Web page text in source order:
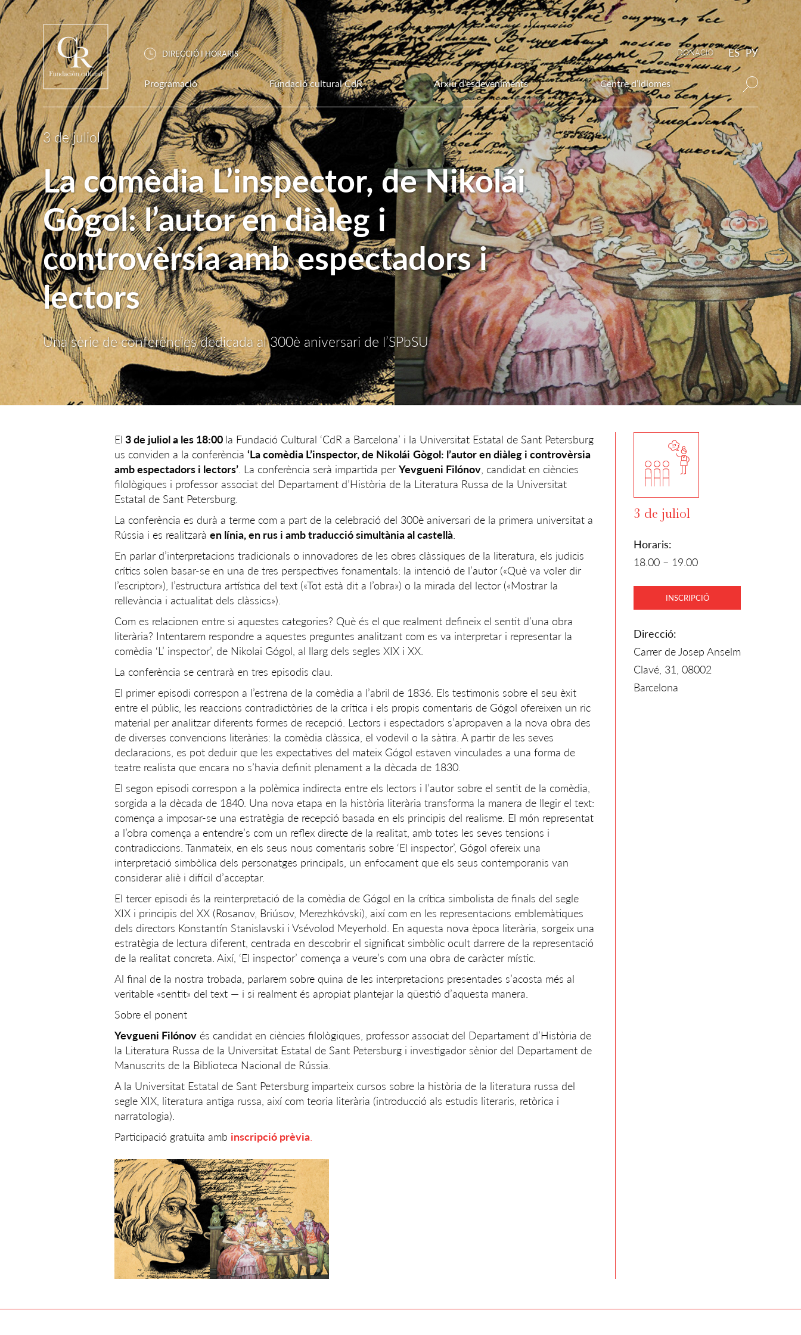
DIRECCIÓ I HORARIS DONAСIÓ ES РУ
Programació Fundació cultural CdR Arxiu d'esdeveniments Centre d’idiomes
3 de juliol
La comèdia L’inspector, de Nikolái
Gògol: l’autor en diàleg i
controvèrsia amb espectadors i
lectors
Una sèrie de conferències dedicada al 300è aniversari de l’SPbSU
El 3 de juliol a les 18:00 la Fundació Cultural ‘CdR a Barcelona’ i la Universitat Estatal de Sant Petersburg
us conviden a la conferència ‘La comèdia L’inspector, de Nikolái Gògol: l’autor en diàleg i controvèrsia
amb espectadors i lectors’ . La conferència serà impartida per Yevgueni Filónov , candidat en ciències
filològiques i professor associat del Departament d’Història de la Literatura Russa de la Universitat
Estatal de Sant Petersburg.
La conferència es durà a terme com a part de la celebració del 300è aniversari de la primera universitat a
Rússia i es realitzarà en línia, en rus i amb traducció simultània al castellà
En parlar d’interpretacions tradicionals o innovadores de les obres clàssiques de la literatura, els judicis
crítics solen basar-se en una de tres perspectives fonamentals: la intenció de l’autor («Què va voler dir
l’escriptor»), l’estructura artística del text («Tot està dit a l’obra») o la mirada del lector («Mostrar la
rellevància i actualitat dels clàssics»).
Com es relacionen entre si aquestes categories? Què és el que realment defineix el sentit d’una obra
literària? Intentarem respondre a aquestes preguntes analitzant com es va interpretar i representar la
comèdia ‘L’ inspector’, de Nikolai Gógol, al llarg dels segles XIX i XX.
La conferència se centrarà en tres episodis clau.
El primer episodi correspon a l’estrena de la comèdia a l’abril de 1836. Els testimonis sobre el seu èxit
entre el públic, les reaccions contradictòries de la crítica i els propis comentaris de Gógol ofereixen un ric
material per analitzar diferents formes de recepció. Lectors i espectadors s’apropaven a la nova obra des
de diverses convencions literàries: la comèdia clàssica, el vodevil o la sàtira. A partir de les seves
declaracions, es pot deduir que les expectatives del mateix Gógol estaven vinculades a una forma de
teatre realista que encara no s’havia definit plenament a la dècada de 1830.
El segon episodi correspon a la polèmica indirecta entre els lectors i l’autor sobre el sentit de la comèdia,
sorgida a la dècada de 1840. Una nova etapa en la història literària transforma la manera de llegir el text:
comença a imposar-se una estratègia de recepció basada en els principis del realisme. El món representat
a l’obra comença a entendre’s com un reflex directe de la realitat, amb totes les seves tensions i
contradiccions. Tanmateix, en els seus nous comentaris sobre ‘El inspector’, Gógol ofereix una
interpretació simbòlica dels personatges principals, un enfocament que els seus contemporanis van
considerar aliè i difícil d’acceptar.
El tercer episodi és la reinterpretació de la comèdia de Gógol en la crítica simbolista de finals del segle
XIX i principis del XX (Rosanov, Briúsov, Merezhkóvski), així com en les representacions emblemàtiques
dels directors Konstantín Stanislavski i Vsévolod Meyerhold. En aquesta nova època literària, sorgeix una
estratègia de lectura diferent, centrada en descobrir el significat simbòlic ocult darrere de la representació
de la realitat concreta. Així, ‘El inspector’ comença a veure’s com una obra de caràcter místic.
Al final de la nostra trobada, parlarem sobre quina de les interpretacions presentades s’acosta més al
veritable «sentit» del text — i si realment és apropiat plantejar la qüestió d’aquesta manera.
Sobre el ponent
Yevgueni Filónov és candidat en ciències filològiques, professor associat del Departament d’Història de
la Literatura Russa de la Universitat Estatal de Sant Petersburg i investigador sènior del Departament de
Manuscrits de la Biblioteca Nacional de Rússia.
A la Universitat Estatal de Sant Petersburg imparteix cursos sobre la història de la literatura russa del
segle XIX, literatura antiga russa, així com teoria literària (introducció als estudis literaris, retòrica i
narratologia).
Participació gratuïta amb inscripció prèvia
3 de juliol
Horaris:
18.00 – 19.00
INSCRIPCIÓ
Direcció:
Carrer de Josep Anselm
Clavé, 31, 08002
Barcelona